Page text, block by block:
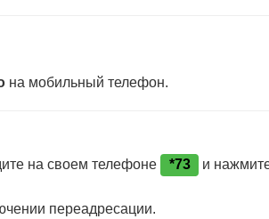
на мобильный телефон.
на своем телефоне
*73
и
переадресации.